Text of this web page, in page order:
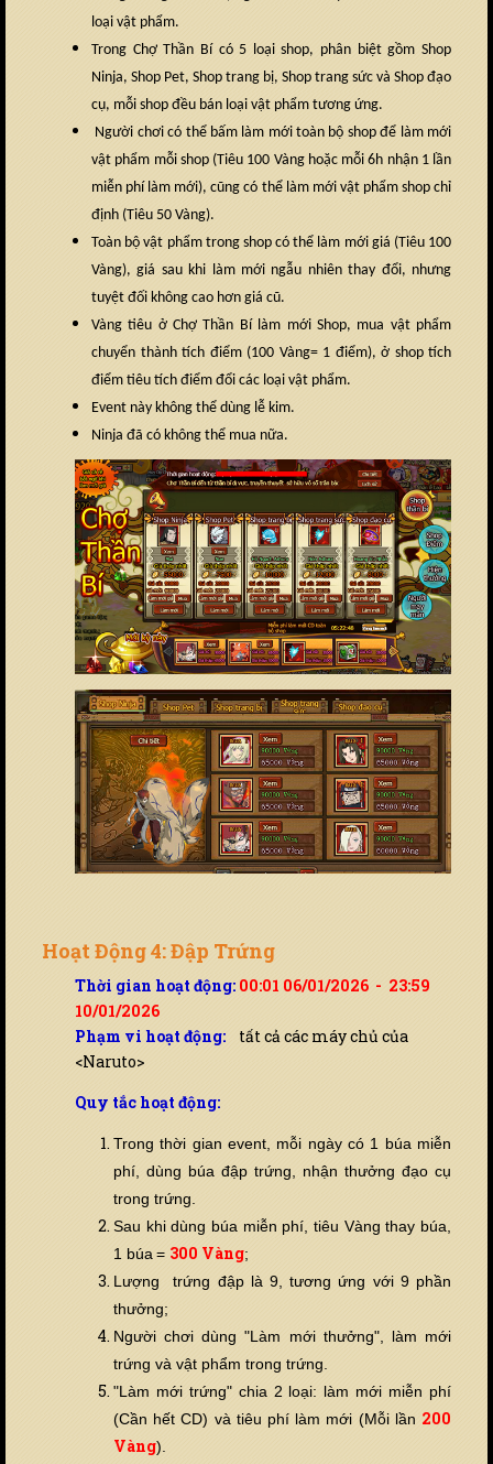
loại vật phẩm.
Trong Chợ Thần Bí có 5 loại shop, phân biệt gồm Shop
Ninja, Shop Pet, Shop trang bị, Shop trang sức và Shop đạo
cụ, mỗi shop đều bán loại vật phẩm tương ứng.
Người chơi có thể bấm làm mới toàn bộ shop để làm mới
vật phẩm mỗi shop (Tiêu 100 Vàng hoặc mỗi 6h nhận 1 lần
miễn phí làm mới), cũng có thể làm mới vật phẩm shop chỉ
định (Tiêu 50 Vàng).
Toàn bộ vật phẩm trong shop có thể làm mới giá (Tiêu 100
Vàng), giá sau khi làm mới ngẫu nhiên thay đổi, nhưng
tuyệt đối không cao hơn giá cũ.
Vàng tiêu ở Chợ Thần Bí làm mới Shop, mua vật phẩm
chuyển thành tích điểm (100 Vàng= 1 điểm), ở shop tích
điểm tiêu tích điểm đổi các loại vật phẩm.
Event này không thể dùng lễ kim.
Ninja đã có không thể mua nữa.
Hoạt Động 4: Đập Trứng
Thời gian hoạt động: 00:01 06/01/2026 - 23:59
10/01/2026
Phạm vi hoạt động: tất cả các máy chủ của
<Naruto>
Quy tắc hoạt động:
Trong thời gian event, mỗi ngày có 1 búa miễn
phí, dùng búa đập trứng, nhận thưởng đạo cụ
trong trứng.
Sau khi dùng búa miễn phí, tiêu Vàng thay búa,
1 búa= 300 Vàng;
Lượng trứng đập là 9, tương ứng với 9 phần
thưởng;
Người chơi dùng "Làm mới thưởng", làm mới
trứng và vật phẩm trong trứng.
"Làm mới trứng" chia 2 loại: làm mới miễn phí
(Cần hết CD) và tiêu phí làm mới (Mỗi lần 200
Vàng).